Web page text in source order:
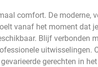
comfort. De moderne,
vanaf het moment dat
Blijf verbonden
uitwisselingen.
gerechten in